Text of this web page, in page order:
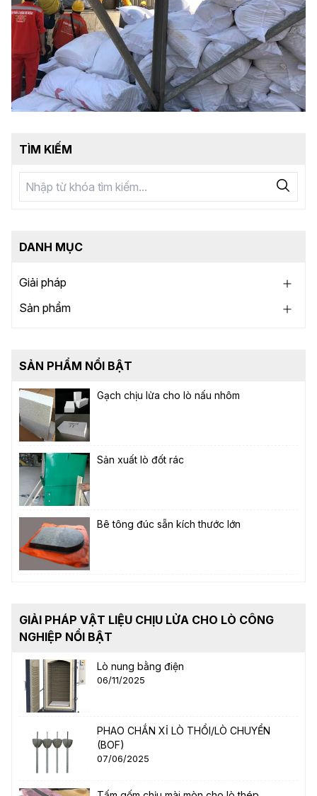
TÌM KIẾM
DANH MỤC
Giải pháp
Sản phẩm
SẢN PHẨM NỔI BẬT
Gạch chịu lửa cho lò nấu nhôm
Sản xuất lò đốt rác
Bê tông đúc sẵn kích thước lớn
GIẢI PHÁP VẬT LIỆU CHỊU LỬA CHO LÒ CÔNG
NGHIỆP NỔI BẬT
Lò nung bằng điện
06/11/2025
PHAO CHẮN XỈ LÒ THỔI/LÒ CHUYỂN
(BOF)
07/06/2025